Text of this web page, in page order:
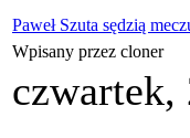
Paweł Szuta sędzią
Wpisany przez cloner
czwartek,